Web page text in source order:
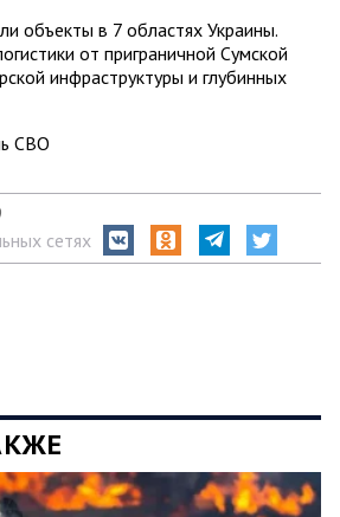
объекты в 7 областях Украины.
от приграничной Сумской
инфраструктуры и глубинных
СВО
сетях